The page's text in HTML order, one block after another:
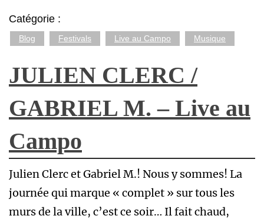
Catégorie :
Blog Festivals Live au Campo Musique
JULIEN CLERC /
GABRIEL M. – Live au
Campo
Julien Clerc et Gabriel M.! Nous y sommes! La
journée qui marque « complet » sur tous les
murs de la ville, c’est ce soir… Il fait chaud,